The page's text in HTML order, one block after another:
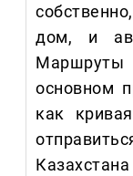
дом, и
Маршруты
основном
как